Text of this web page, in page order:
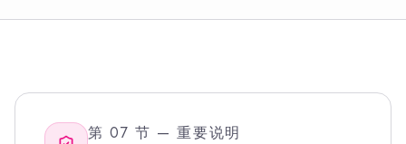
第 07 节 — 重要说明